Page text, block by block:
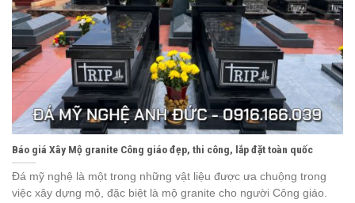
Báo giá Xây Mộ granite Công giáo đẹp, thi công, lắp đặt toàn quốc
Đá mỹ nghệ là một trong những vật liệu được ưa chuộng trong
việc xây dựng mộ, đặc biệt là mộ granite cho người Công giáo.